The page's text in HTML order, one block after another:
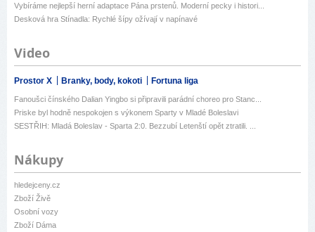
Vybíráme nejlepší herní adaptace Pána prstenů. Moderní pecky i histori...
Desková hra Stínadla: Rychlé šípy ožívají v napínavé
Video
Prostor X Branky, body, kokoti Fortuna liga
Fanoušci čínského Dalian Yingbo si připravili parádní choreo pro Stanc...
Priske byl hodně nespokojen s výkonem Sparty v Mladé Boleslavi
SESTŘIH: Mladá Boleslav - Sparta 2:0. Bezzubí Letenští opět ztratili. ...
Nákupy
hledejceny.cz
Zboží Živě
Osobní vozy
Zboží Dáma